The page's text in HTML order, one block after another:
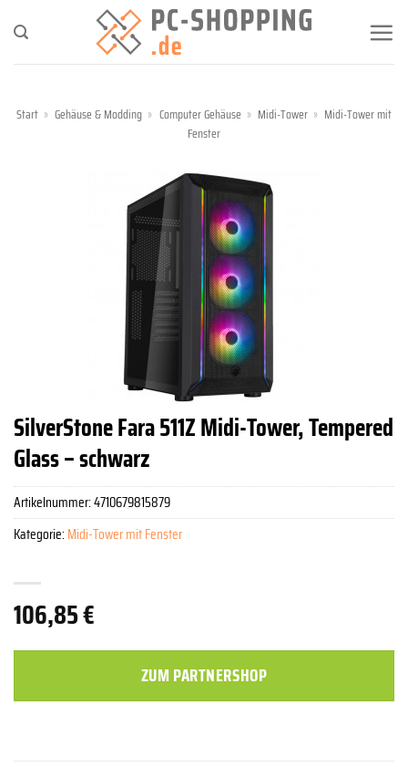
Inhalt
springen
Start » Gehäuse & Modding » Computer Gehäuse » Midi-Tower » Midi-Tower mit
Fenster
SilverStone Fara 511Z Midi-Tower, Tempered
Glass – schwarz
106,85€
ZUM PARTNERSHOP
Artikelnummer:4710679815879
Kategorie:Midi-Tower mit Fenster